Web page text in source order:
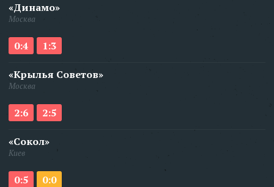
«Динамо»
Москва
0:4 1:3
«Крылья Советов»
Москва
2:6 2:5
«Сокол»
Киев
0:5 0:0